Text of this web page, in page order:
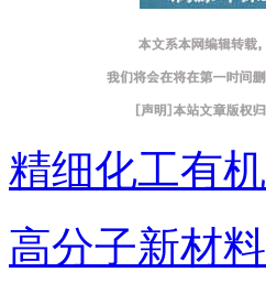
精细化工有
高分子新材